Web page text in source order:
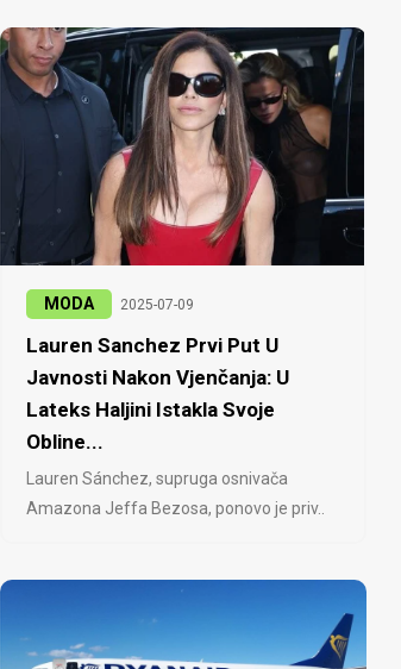
MODA 2025-07-09
Lauren Sanchez Prvi Put U
Javnosti Nakon Vjenčanja: U
Lateks Haljini Istakla Svoje
Obline...
Lauren Sánchez, supruga osnivača
Amazona Jeffa Bezosa, ponovo je priv..